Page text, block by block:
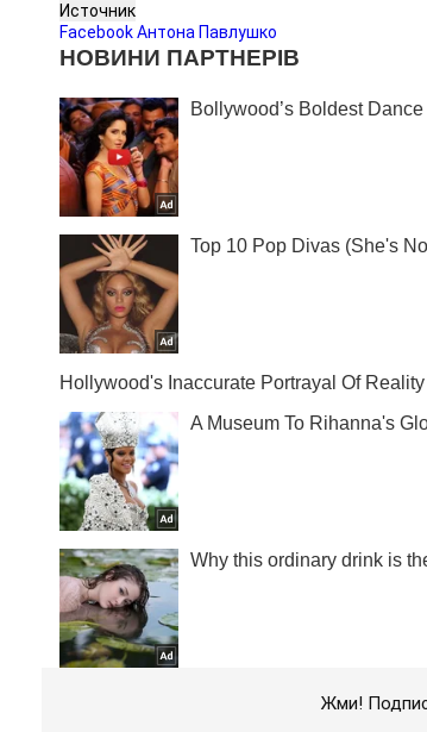
Источник
Facebook Антона Павлушко
Жми!